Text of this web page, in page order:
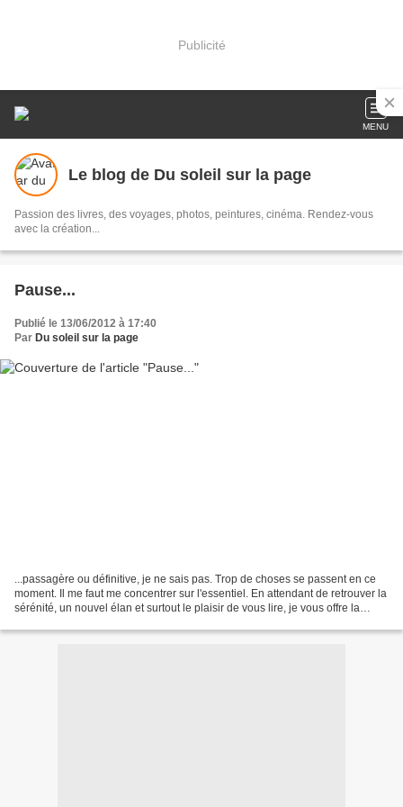
Publicité
MENU
Le blog de Du soleil sur la page
Passion des livres, des voyages, photos, peintures, cinéma. Rendez-vous
avec la création...
Pause...
Publié le 13/06/2012 à 17:40
Par Du soleil sur la page
...passagère ou définitive, je ne sais pas. Trop de choses se passent en ce
moment. Il me faut me concentrer sur l'essentiel. En attendant de retrouver la
sérénité, un nouvel élan et surtout le plaisir de vous lire, je vous offre la